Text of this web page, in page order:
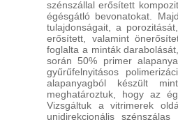
szénszállal erősített
égésgátló bevonatokat.
tulajdonságait, a
erősített, valamint
foglalta a minták
során 50% primer
gyűrűfelnyitásos
alapanyagból készült
meghatároztuk, hogy az
Vizsgáltuk a vitrimerek
unidirekcionális